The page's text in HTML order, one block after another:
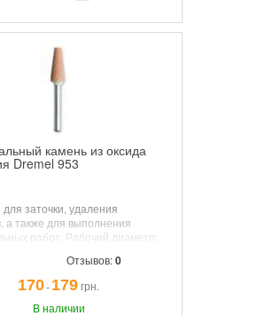
камень из оксида
Dremel 953
заточки, удаления
а также для выполнения
работ. Рабочий диаметр:
Отзывов:0
170¯179грн.
В наличии